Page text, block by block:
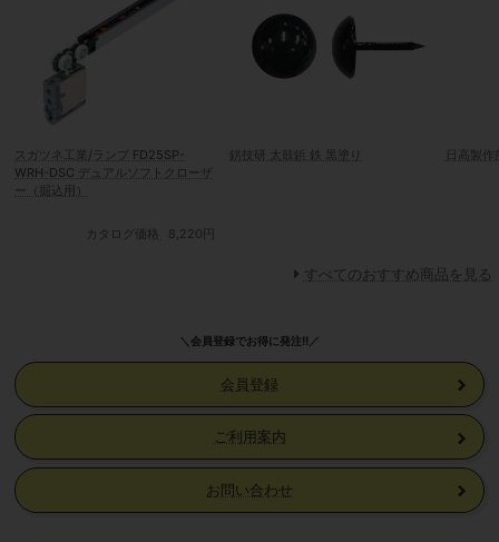
スガツネ工業/ランプ FD25SP-
WRH-DSC デュアルソフトクローザ
ー（掘込用）
カタログ価格 8,220円
錺技研 太鼓鋲 鉄 黒塗り 日高製
すべてのおすすめ商品を見る
＼会員登録でお得に発注!!／
会員登録
ご利用案内
お問い合わせ